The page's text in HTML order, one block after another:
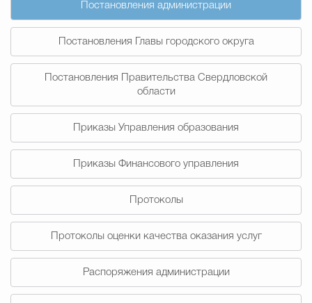
Муниципальные
Счётная палата Городского
Гостям Городского
Постановления администрации
Постановления Главы городского округа
Постановления Правительства Свердловской
области
Приказы Управления образования
Приказы Финансового управления
Протоколы
Протоколы оценки качества оказания услуг
Распоряжения администрации